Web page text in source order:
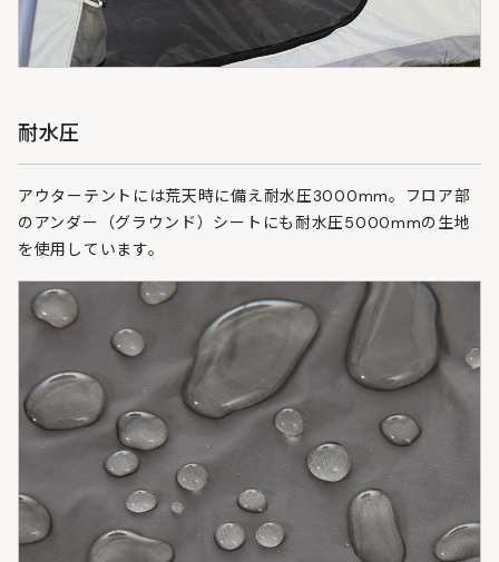
耐水圧
アウターテントには荒天時に備え耐水圧3000mm。フロア部
のアンダー（グラウンド）シートにも耐水圧5000mmの生地
を使用しています。